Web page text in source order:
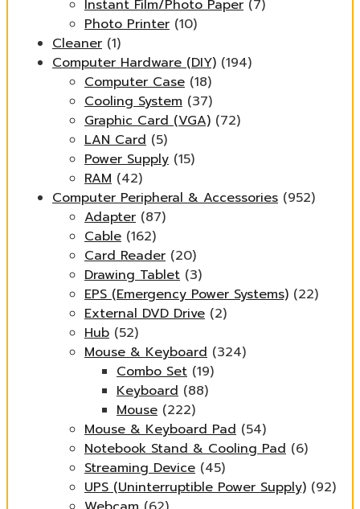
Instant Film/Photo Paper (7)
Photo Printer (10)
Cleaner (1)
Computer Hardware (DIY) (194)
Computer Case (18)
Cooling System (37)
Graphic Card (VGA) (72)
LAN Card (5)
Power Supply (15)
RAM (42)
Computer Peripheral & Accessories (952)
Adapter (87)
Cable (162)
Card Reader (20)
Drawing Tablet (3)
EPS (Emergency Power Systems) (22)
External DVD Drive (2)
Hub (52)
Mouse & Keyboard (324)
Combo Set (19)
Keyboard (88)
Mouse (222)
Mouse & Keyboard Pad (54)
Notebook Stand & Cooling Pad (6)
Streaming Device (45)
UPS (Uninterruptible Power Supply) (92)